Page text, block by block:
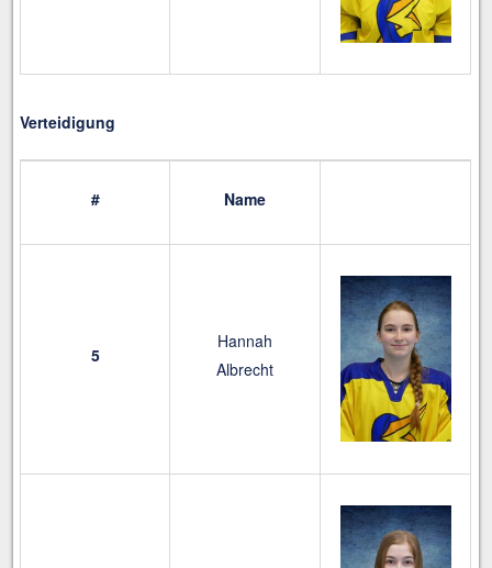
Verteidigung
# Name
5
Hannah
Albrecht